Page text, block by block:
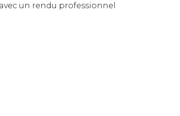
un rendu professionnel